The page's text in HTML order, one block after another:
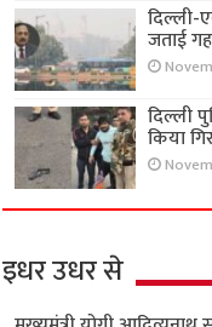
दिल्ली-
जताई
दिल्ली
किया
इधर उधर से